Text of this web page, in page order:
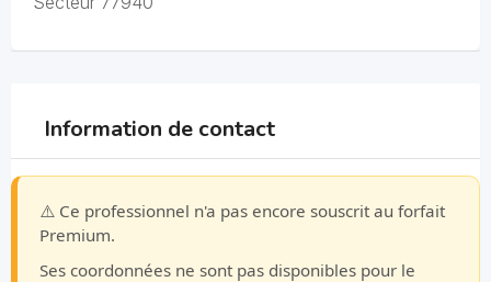
Information de contact
⚠️ Ce professionnel n'a pas encore souscrit au forfait
Premium.
Ses coordonnées ne sont pas disponibles pour le